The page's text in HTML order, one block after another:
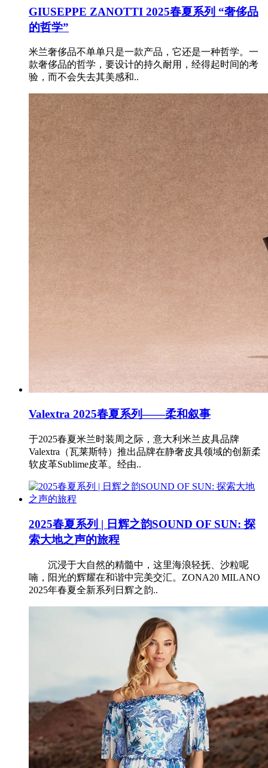
GIUSEPPE ZANOTTI 2025春夏系列 “奢侈品
的哲学”
米兰奢侈品不单单只是一款产品，它还是一种哲学。一
款奢侈品的哲学，要设计的持久耐用，经得起时间的考
验，而不会失去其美感和..
Valextra 2025春夏系列——柔和叙事
于2025春夏米兰时装周之际，意大利米兰皮具品牌
Valextra（瓦莱斯特）推出品牌在静奢皮具领域的创新柔
软皮革Sublime皮革。经由..
2025春夏系列 | 日辉之韵SOUND OF SUN: 探
索大地之声的旅程
沉浸于大自然的精髓中，这里海浪轻抚、沙粒呢
喃，阳光的辉耀在和谐中完美交汇。ZONA20 MILANO
2025年春夏全新系列日辉之韵..